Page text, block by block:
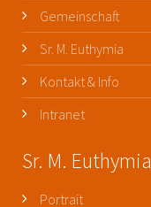
Gemeinschaft
Sr. M. Euthymia
Kontakt & Info
Intranet
Sr. M. Euthymia
Portrait